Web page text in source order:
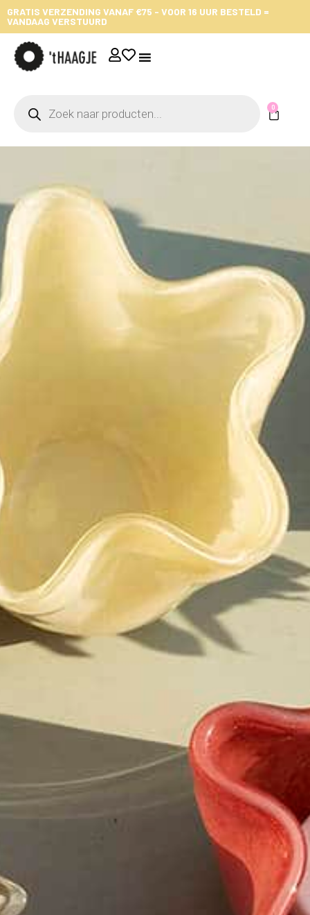
GRATIS VERZENDING VANAF €75 - VOOR 16 UUR BESTELD =
VANDAAG VERSTUURD
0